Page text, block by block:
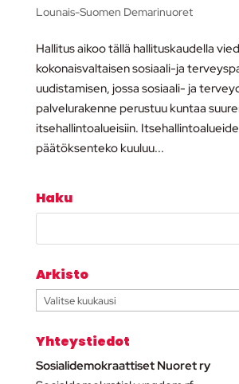
Lounais-Suomen Demarinuoret
Hallitus aikoo tällä hallituskaudella
kokonaisvaltaisen sosiaali-ja
uudistamisen, jossa sosiaali- ja
palvelurakenne perustuu kuntaa
itsehallintoalueisiin.
päätöksenteko kuuluu...
Haku
Arkisto
Arkisto
Yhteystiedot
Sosialidemokraattiset Nuoret ry